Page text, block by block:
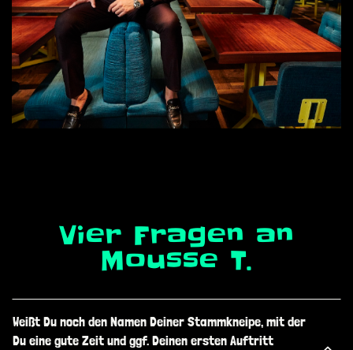
Vier Fragen an
Mousse T.
Weißt Du noch den Namen Deiner Stammkneipe, mit der
Du eine gute Zeit und ggf. Deinen ersten Auftritt